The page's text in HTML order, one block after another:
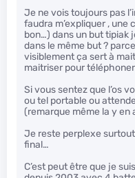
Je ne vois toujours pas
faudra m’expliquer , une
bon…) dans un but tipiak
dans le même but ?
visiblement ça sert à
maitriser pour téléphoner
Si vous sentez que l’os
ou tel portable ou
(remarque même la y en
Je reste perplexe
final…
C’est peut être que je